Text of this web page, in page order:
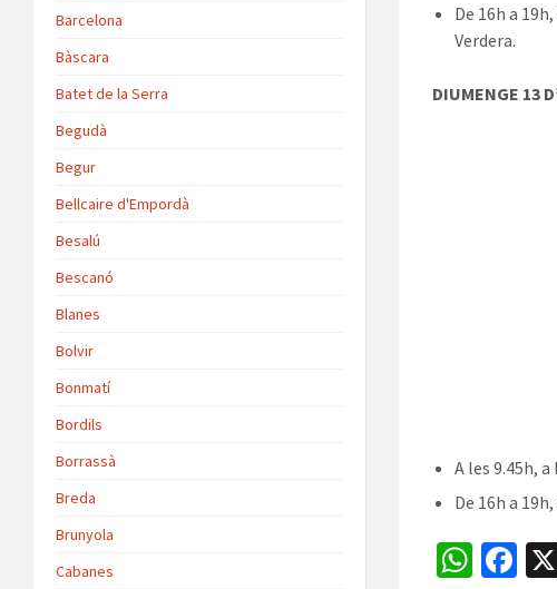
De 16h a
Verdera.
DIUMENGE 13
A les 9.45h,
De 16h a
W Fa
Barcelona
Bàscara
Batet de la Serra
Begudà
Begur
Bellcaire d'Empordà
Besalú
Bescanó
Blanes
Bolvir
Bonmatí
Bordils
Borrassà
Breda
Brunyola
Cabanes